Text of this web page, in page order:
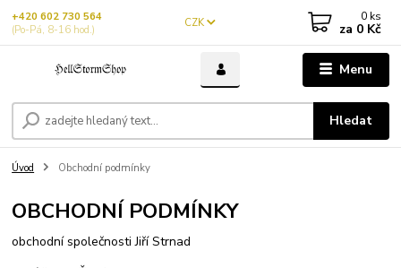
Menu
CZK
Hledat
+420 602 730 564
(Po-Pá, 8-16 hod.)
0 ks
za 0 Kč
Úvod Obchodní podmínky
OBCHODNÍ PODMÍNKY
obchodní společnosti Jiří Strnad